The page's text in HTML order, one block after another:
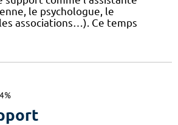
le psychologue, le
associations…). Ce temps